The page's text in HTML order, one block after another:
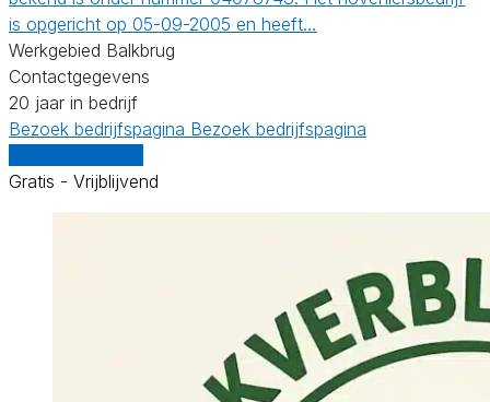
is opgericht op 05-09-2005 en heeft…
Werkgebied Balkbrug
Contactgegevens
20 jaar in bedrijf
Bezoek bedrijfspagina Bezoek bedrijfspagina
Gratis - Vrijblijvend